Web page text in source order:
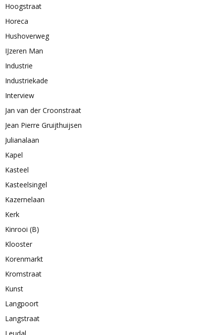
Hoogstraat
Horeca
Hushoverweg
IJzeren Man
Industrie
Industriekade
Interview
Jan van der Croonstraat
Jean Pierre Gruijthuijsen
Julianalaan
Kapel
Kasteel
Kasteelsingel
Kazernelaan
Kerk
Kinrooi (B)
Klooster
Korenmarkt
Kromstraat
Kunst
Langpoort
Langstraat
Leudal